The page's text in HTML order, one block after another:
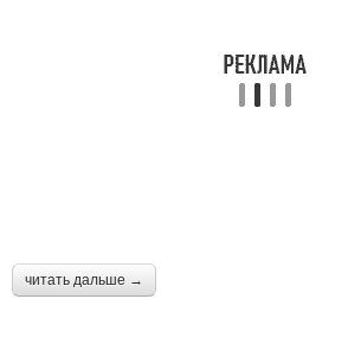
читать дальше →